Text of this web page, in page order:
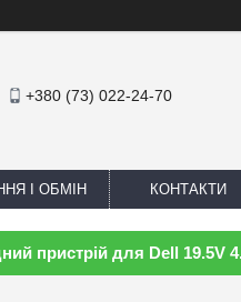
+380 (73) 022-24-70
І ОБМІН КОНТАКТИ
пристрій для Dell 19.5V